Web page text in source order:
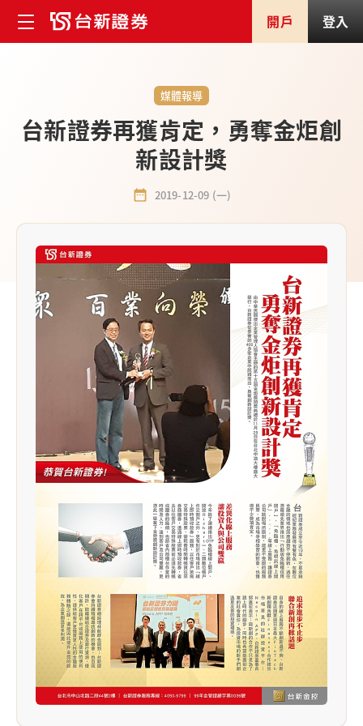
開戶 登入
媒體報導
台新證券再獲肯定，勇奪金炬創
新設計獎
2019-12-09 (一)